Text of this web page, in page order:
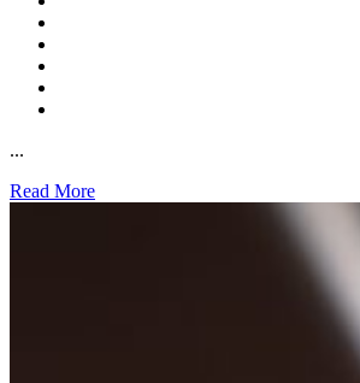
...
Read More